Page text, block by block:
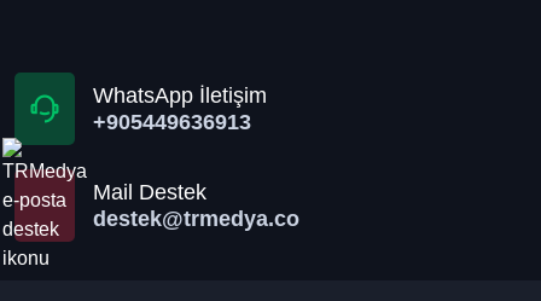
WhatsApp İletişim
+905449636913
Mail Destek
destek@trmedya.co